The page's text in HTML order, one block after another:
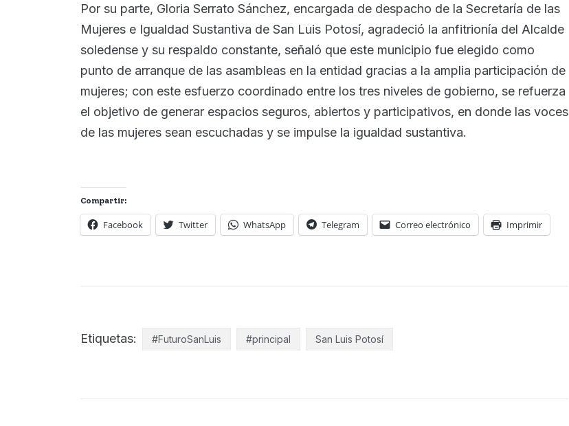
Por su parte, Gloria Serrato Sánchez, encargada de despacho de la Secretaría de las
Mujeres e Igualdad Sustantiva de San Luis Potosí, agradeció la anfitrionía del Alcalde
soledense y su respaldo constante, señaló que este municipio fue elegido como
punto de arranque de las asambleas en la entidad gracias a la amplia participación de
mujeres; con este esfuerzo coordinado entre los tres niveles de gobierno, se refuerza
el objetivo de generar espacios seguros, abiertos y participativos, en donde las voces
de las mujeres sean escuchadas y se impulse la igualdad sustantiva.
Compartir:
Facebook Twitter WhatsApp Telegram Correo electrónico Imprimir
Etiquetas: #FuturoSanLuis #principal San Luis Potosí